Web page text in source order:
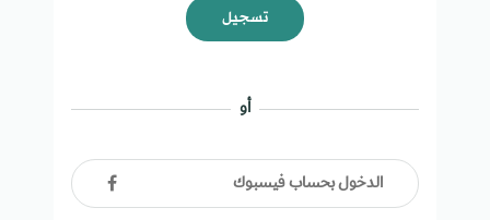
تسجيل
أو
الدخول بحساب فيسبوك